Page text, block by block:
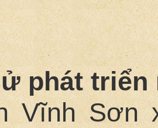
phát triển
Vĩnh